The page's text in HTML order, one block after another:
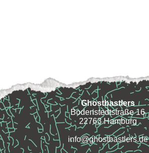
Ghostbastlers
Bodenstedtstraße 16
22763 Hamburg
info@ghostbastlers.de